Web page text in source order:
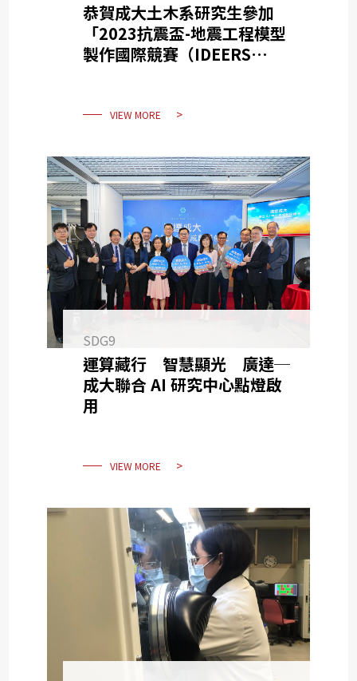
恭賀成大土木系研究生參加
「2023抗震盃-地震工程模型
製作國際競賽（IDEERS
VIEW MORE
SDG9
運算藏行 智慧顯光 廣達─
成大聯合 AI 研究中心點燈啟
用
VIEW MORE